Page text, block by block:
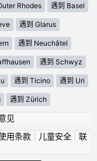
Rhodes 遇到 Basel
遇到 Glarus
遇到 Neuchâtel
遇到 Schwyz
遇到 Ticino 遇到 Uri
遇到 Zürich
见
用条款| 儿童安全| 联